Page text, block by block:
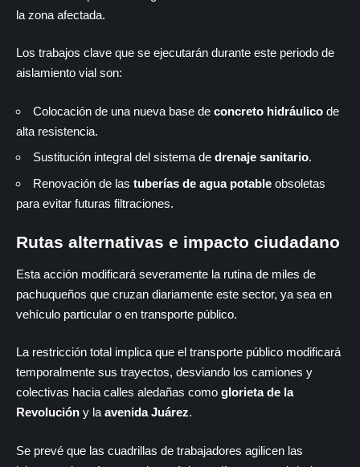
la zona afectada.
Los trabajos clave que se ejecutarán durante este periodo de
aislamiento vial son:
Colocación de una nueva base de concreto hidráulico de
alta resistencia.
Sustitución integral del sistema de drenaje sanitario.
Renovación de las tuberías de agua potable obsoletas
para evitar futuras filtraciones.
Rutas alternativas e impacto ciudadano
Esta acción modificará severamente la rutina de miles de
pachuqueños que cruzan diariamente este sector, ya sea en
vehículo particular o en transporte público.
La restricción total implica que el transporte público modificará
temporalmente sus trayectos, desviando los camiones y
colectivas hacia calles aledañas como glorieta de la
Revolución y la avenida Juárez.
Se prevé que las cuadrillas de trabajadores agilicen las